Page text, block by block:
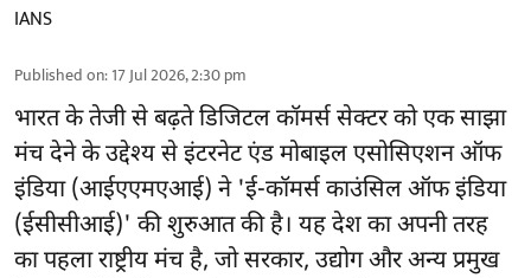
IANS
Published on:17 Jul 2026, 2:30 pm
भारत के तेजी से बढ़ते डिजिटल कॉमर्स सेक्टर को एक साझा
मंच देने के उद्देश्य से इंटरनेट एंड मोबाइल एसोसिएशन ऑफ
इंडिया (आईएएमएआई) ने 'ई-कॉमर्स काउंसिल ऑफ इंडिया
(ईसीसीआई)' की शुरुआत की है। यह देश का अपनी तरह
का पहला राष्ट्रीय मंच है, जो सरकार, उद्योग और अन्य प्रमुख